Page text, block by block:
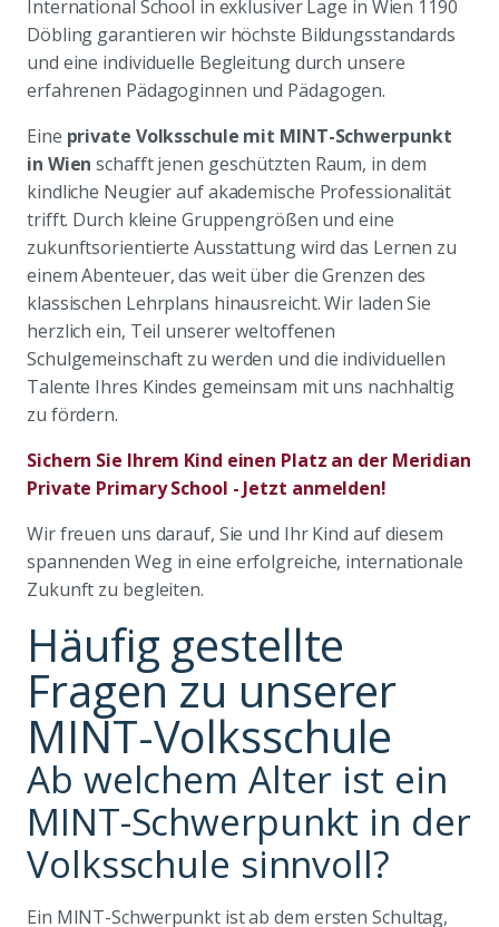
International School in exklusiver Lage in Wien 1190
Döbling garantieren wir höchste Bildungsstandards
und eine individuelle Begleitung durch unsere
erfahrenen Pädagoginnen und Pädagogen.
Eine private Volksschule mit MINT-Schwerpunkt
in Wien schafft jenen geschützten Raum, in dem
kindliche Neugier auf akademische Professionalität
trifft. Durch kleine Gruppengrößen und eine
zukunftsorientierte Ausstattung wird das Lernen zu
einem Abenteuer, das weit über die Grenzen des
klassischen Lehrplans hinausreicht. Wir laden Sie
herzlich ein, Teil unserer weltoffenen
Schulgemeinschaft zu werden und die individuellen
Talente Ihres Kindes gemeinsam mit uns nachhaltig
zu fördern.
Sichern Sie Ihrem Kind einen Platz an der Meridian
Private Primary School - Jetzt anmelden!
Wir freuen uns darauf, Sie und Ihr Kind auf diesem
spannenden Weg in eine erfolgreiche, internationale
Zukunft zu begleiten.
Häufig gestellte
Fragen zu unserer
MINT-Volksschule
Ab welchem Alter ist ein
MINT-Schwerpunkt in der
Volksschule sinnvoll?
Ein MINT-Schwerpunkt ist ab dem ersten Schultag,